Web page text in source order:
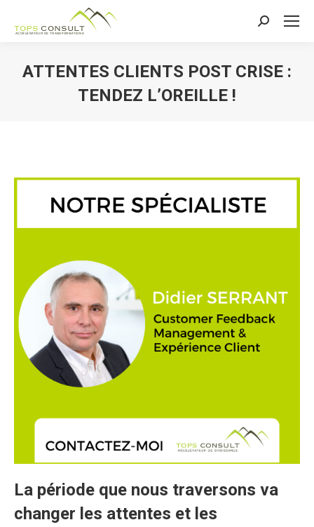
Recherche
ATTENTES CLIENTS POST CRISE :
TENDEZ L’OREILLE !
La période que nous traversons va
changer les attentes et les